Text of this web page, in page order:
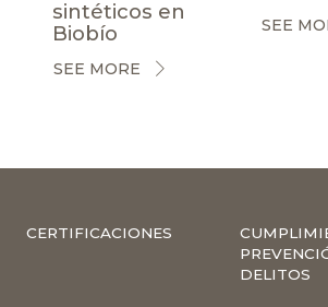
sintéticos en
Biobío
SEE MORE
SEE
CERTIFICACIONES
DELITOS